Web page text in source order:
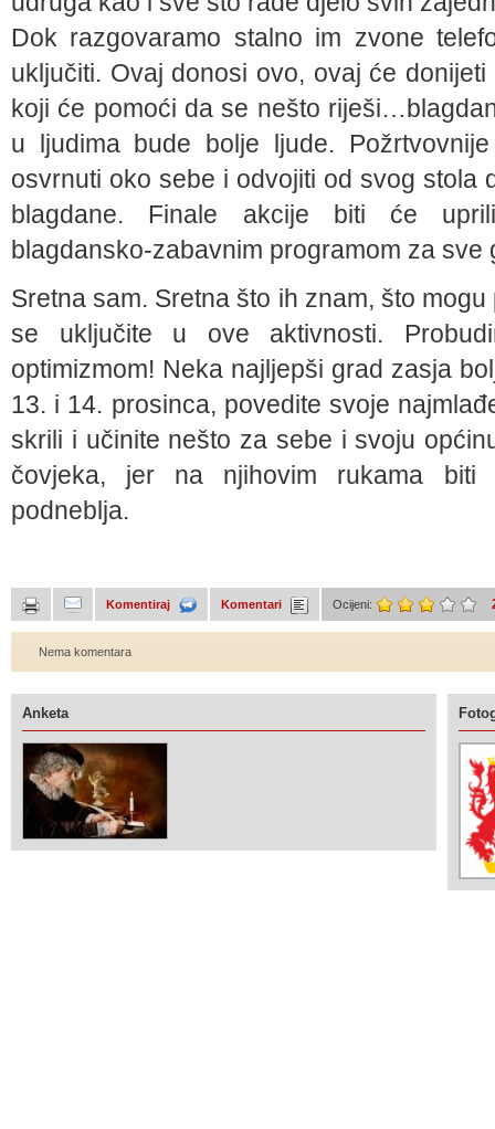
Dok razgovaramo stalno im zvone
uključiti. Ovaj donosi ovo, ovaj će
koji će pomoći da se nešto
u ljudima bude bolje ljude.
osvrnuti oko sebe i odvojiti od svog stola
blagdane. Finale akcije biti će
blagdansko-zabavnim programom za sve
Sretna sam. Sretna što ih znam, što
se uključite u ove aktivnosti.
optimizmom! Neka najljepši grad zasja
13. i 14. prosinca, povedite svoje
skrili i učinite nešto za sebe i svoju
čovjeka, jer na njihovim rukama biti
podneblja.
Komentiraj Komentari Ocijeni:
Nema komentara
Anketa